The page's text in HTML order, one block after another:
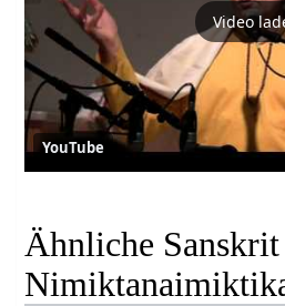
Video
YouTube
Ähnliche